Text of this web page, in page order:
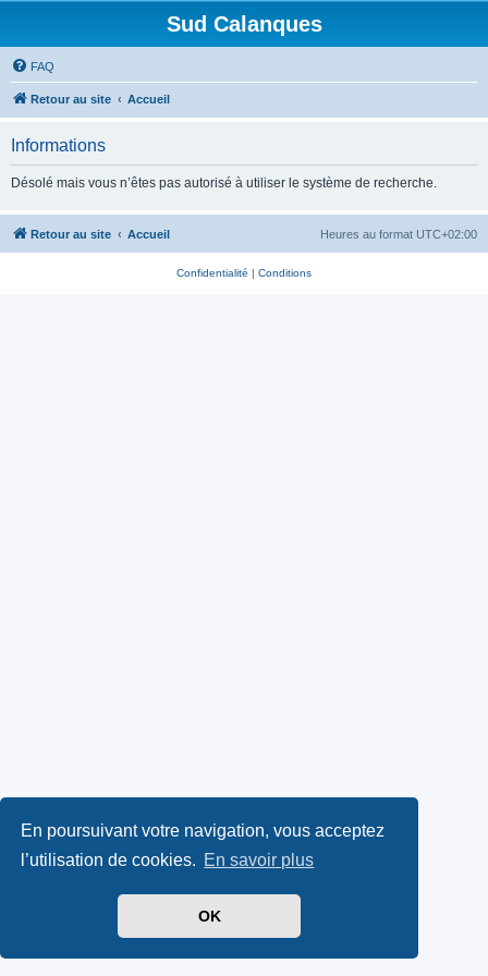
En poursuivant votre navigation, vous acceptez
l’utilisation de cookies. En savoir plus
OK
Sud Calanques
FAQ
Retour au site Accueil
Informations
Désolé mais vous n’êtes pas autorisé à utiliser le système de recherche.
Retour au site Accueil Heures au format UTC+02:00
Confidentialité | Conditions